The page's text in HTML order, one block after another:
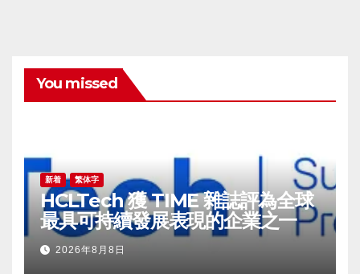
You missed
新着 繁体字
HCLTech 獲 TIME 雜誌評為全球
最具可持續發展表現的企業之一
2026年8月8日